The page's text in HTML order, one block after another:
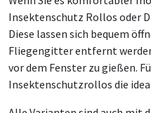
Insektenschutz Rollos oder
Diese lassen sich bequem
Fliegengitter entfernt
vor dem Fenster zu gießen.
Insektenschutzrollos die